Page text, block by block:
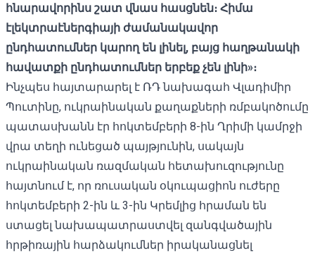
հնարավորինս շատ վնաս հասցնեն։ Հիմա
էլեկտրաէներգիայի ժամանակավոր
ընդհատումներ կարող են լինել, բայց հաղթանակի
հավատքի ընդհատումներ երբեք չեն լինի»։
Ինչպես հայտարարել է ՌԴ նախագահ Վլադիմիր
Պուտինը, ուկրաինական քաղաքների ռմբակոծումը
պատասխանն էր հոկտեմբերի 8-ին Ղրիմի կամրջի
վրա տեղի ունեցած պայթյունին, սակայն
ուկրաինական ռազմական հետախուզությունը
հայտնում է, որ ռուսական օկուպացիոն ուժերը
հոկտեմբերի 2-ին և 3-ին Կրեմլից հրաման են
ստացել նախապատրաստվել զանգվածային
հրթիռային հարձակումներ իրականացնել